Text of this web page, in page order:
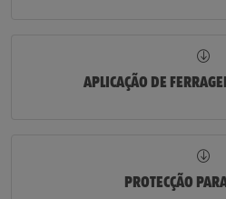
APLICAÇÃO DE
PROTECÇÃO